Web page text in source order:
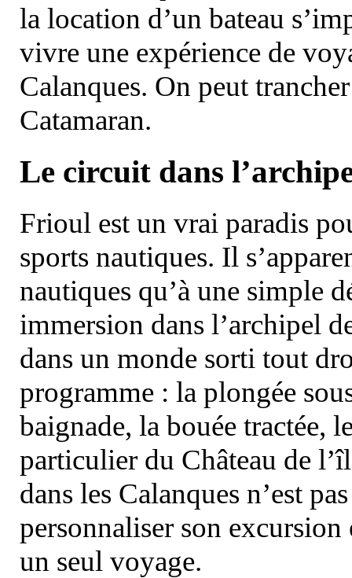
la location d’un bateau
vivre une expérience de
Calanques. On peut
Catamaran.
Le circuit dans
Frioul est un vrai paradis
sports nautiques. Il
nautiques qu’à une simple
immersion dans l’archipel
dans un monde sorti tout
programme : la plongée
baignade, la bouée tractée,
particulier du Château de
dans les Calanques n’est
personnaliser son
un seul voyage.